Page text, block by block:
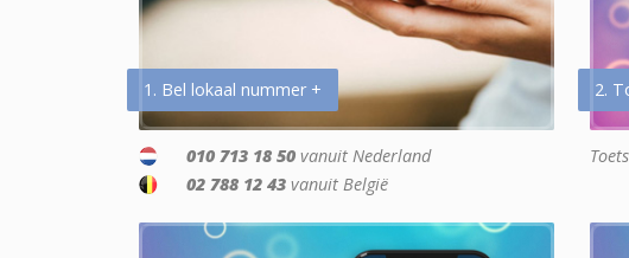
1. Bel lokaal nummer +
010 713 18 50 vanuit Nederland
02 788 12 43 vanuit België
2.